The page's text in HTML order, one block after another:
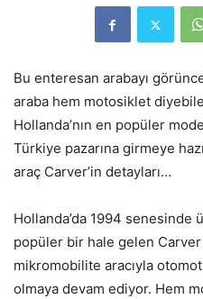
Bu enteresan arabayı
araba hem motosiklet
Hollanda’nın en popüler
Türkiye pazarına girmeye
araç Carver’in detayları…
Hollanda’da 1994 senesinde
popüler bir hale gelen Carver
mikromobilite aracıyla
olmaya devam ediyor. Hem